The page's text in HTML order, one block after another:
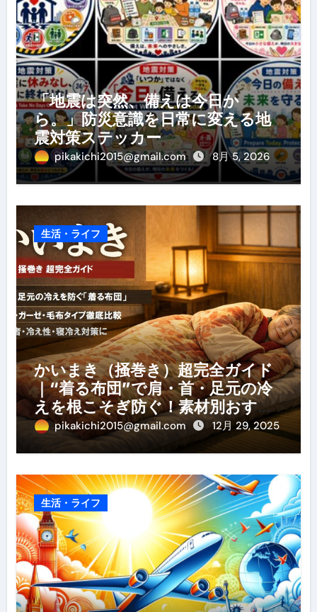
「地震は突然、備えは今日か
ら。」防災意識を日常に変える地
震対策ステッカー
pikakichi2015@gmail.com 8月 5, 2026
生活・ライフ
かいまき（掻巻き）超完全ガイド
｜“着る布団”で肩・首・足元の冷
えを根こそぎ防ぐ！素材別おすす
め・選び方・洗い方・Q&Aまで
pikakichi2015@gmail.com 12月 29, 2025
生活・ライフ